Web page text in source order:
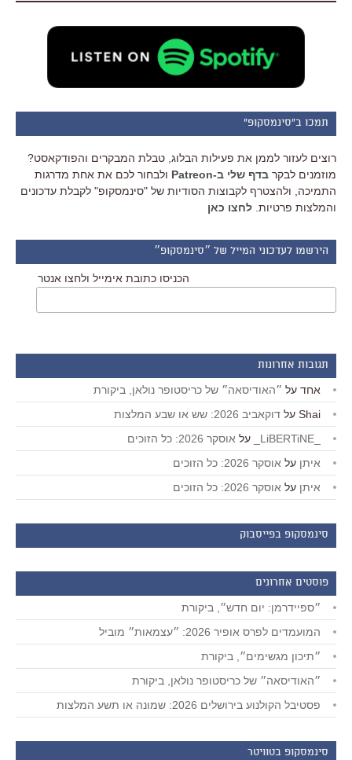
תמכו ב"סינמסקופ"
רוצים לעזור לממן את פעילות הבלוג, טבלת המבקרים והפודקאסט?
מוזמנים לבקר בדף שלי ב-Patreon
ולבחור לכם את אחת מדרגות
התמיכה, ולהצטרף לקבוצות הסודיות של "סינמסקופ" לקבלת עדכונים
והמלצות פרטיות. לחצו כאן
הירשמו לעדכוני המייל של ״סינמסקופ״
הכניסו כתובת אימייל ולחצו אנטר
תגובות אחרונות
אחד על ״האודיסאה״ של כריסטופר נולאן, ביקורת
Shai על דוקאביב 2026: שש או שבע המלצות
על אוסקר 2026: כל הזוכים
איתן על אוסקר 2026: כל הזוכים
איתן על אוסקר 2026: כל הזוכים
סינמסקופ בפייסבוק
פוסטים אחרונים
״ספיידרמן: יום חדש״, ביקורת
המועמדים לפרס אופיר 2026: ״עצמאות״ מוביל
״תיכון מגשימים״, ביקורת
״האודיסאה״ של כריסטופר נולאן, ביקורת
פסטיבל הקולנוע בירושלים 2026: שמונה או תשע המלצות
סינמסקופ בטוויטר